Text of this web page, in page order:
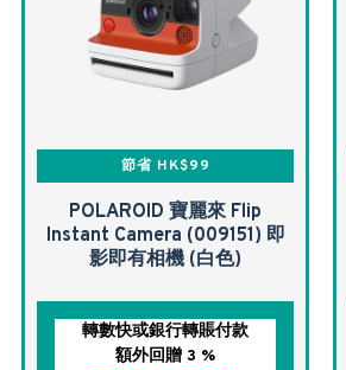
節省 HK$99
POLAROID 寶麗來 Flip
Instant Camera (009151) 即
影即有相機 (白色)
轉數快或銀行轉賬付款
額外回贈 3 %